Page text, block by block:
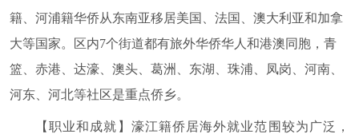
籍、河浦籍华侨从东南亚移居美国、法国、澳大利亚和加拿
大等国家。区内7个街道都有旅外华侨华人和港澳同胞，青
篮、赤港、达濠、澳头、葛洲、东湖、珠浦、凤岗、河南、
河东、河北等社区是重点侨乡。
【职业和成就】 濠江籍侨居海外就业范围较为广泛，